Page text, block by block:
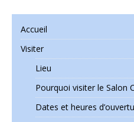
Accueil
Visiter
Lieu
Pourquoi visiter le Salon
Dates et heures